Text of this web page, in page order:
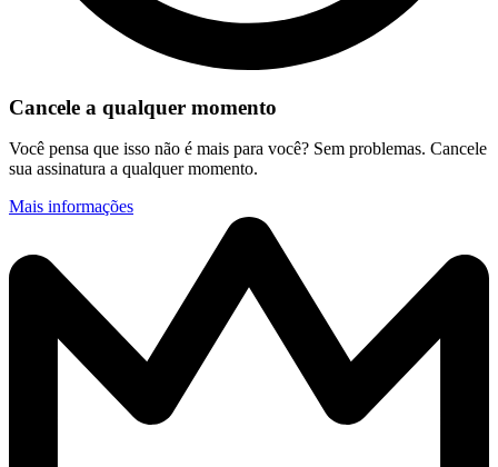
Cancele a qualquer momento
Você pensa que isso não é mais para você? Sem problemas. Cancele
sua assinatura a qualquer momento.
Mais informações